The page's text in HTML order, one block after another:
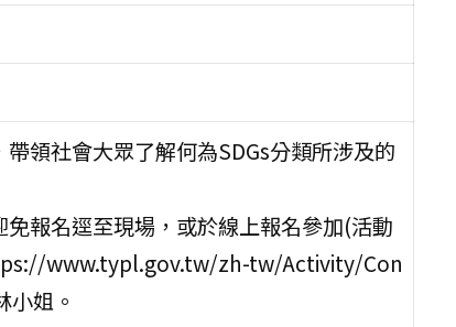
領社會大眾了解何為SDGs分類所涉及的
報名逕至現場，或於線上報名參加(活動
www.typl.gov.tw/zh-tw/Activity/Con
姐。